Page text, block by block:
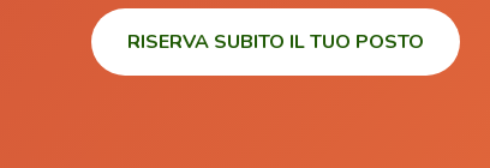
RISERVA SUBITO IL TUO POSTO